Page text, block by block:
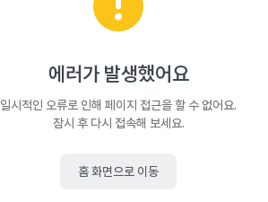
에러가 발생했어요
일시적인 오류로 인해 페이지 접근을 할 수 없어요.
잠시 후 다시 접속해 보세요.
홈 화면으로 이동